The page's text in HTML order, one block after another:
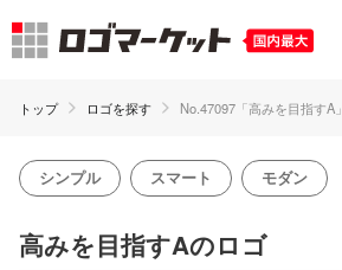
トップ ロゴを探す No.47097「高みを目指すA」
シンプル スマート モダン
高みを目指すAのロゴ